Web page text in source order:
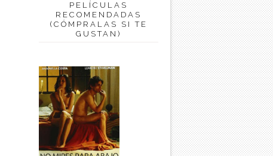
PELÍCULAS
RECOMENDADAS
(CÓMPRALAS SI TE
GUSTAN)